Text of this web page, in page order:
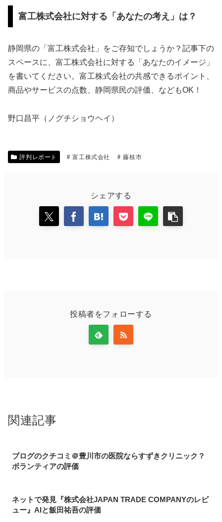
富工株式会社に対する「あなたの考え」は？
静岡県の「富工株式会社」をご存知でしょうか？記事下の
スペースに、富工株式会社に対する「あなたのイメージ」
を書いてください。富工株式会社の共感できるポイント、
商品やサービスの点数、静岡県民の評価、などもOK！
野口昌平（ノグチショウヘイ）
評判レポート 富工株式会社 藤枝市
シェアする
投稿者をフォローする
関連記事
ブログのクチコミ＠豊川市の医院ならすずきクリニック？
ボランティアの評価
ネットで発見『株式会社JAPAN TRADE COMPANYのレビ
ュー』AIと飯田祐吾の評価